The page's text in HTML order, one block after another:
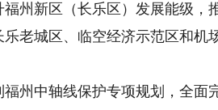
州新区（长乐区）发展能级，
老城区、临空经济示范区和机
中轴线保护专项规划，全面